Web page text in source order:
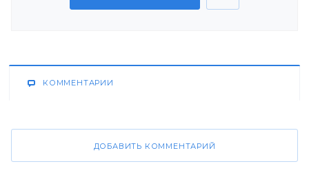
КОММЕНТАРИИ
ДОБАВИТЬ КОММЕНТАРИЙ